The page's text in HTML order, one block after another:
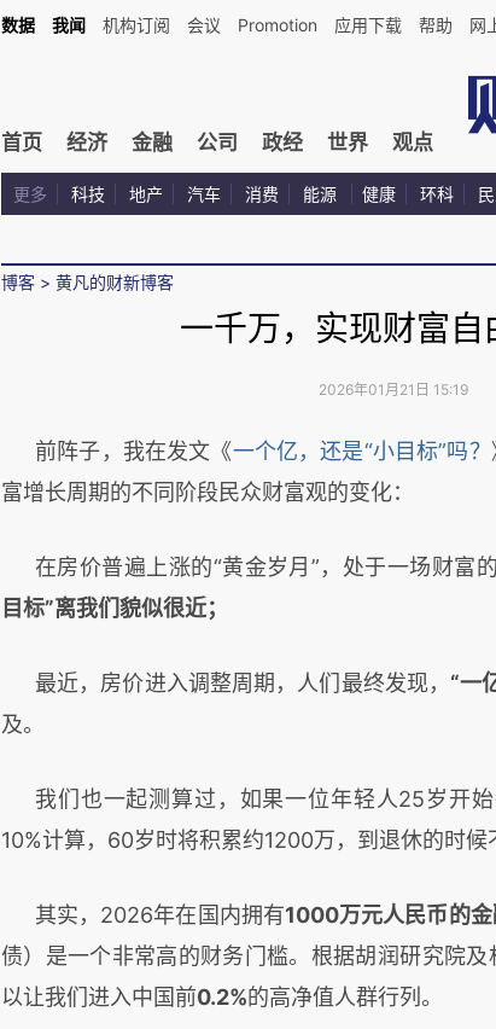
数据 我闻 机构订阅 会议 Promotion 应用下载 帮助 网
首页 经济 金融 公司 政经 世界 观点
更多 科技 地产 汽车 消费 能源 健康 环科
博客 > 黄凡的财新博客
一千万，实现财富自
2026年01月21日 15:19
前阵子，我在发文《一个亿，还是“小目标”吗？
富增长周期的不同阶段民众财富观的变化：
在房价普遍上涨的“黄金岁月”，处于一场财富
目标”离我们貌似很近；
最近，房价进入调整周期，人们最终发现， “一
及。
我们也一起测算过，如果一位年轻人25岁开
10%计算， 60岁时将积累约1200万，到退休的时候
其实， 2026年在国内拥有1000万元人民币的
债）是一个非常高的财务门槛。根据胡润研究院
以让我们进入中国前0.2%的高净值人群行列。